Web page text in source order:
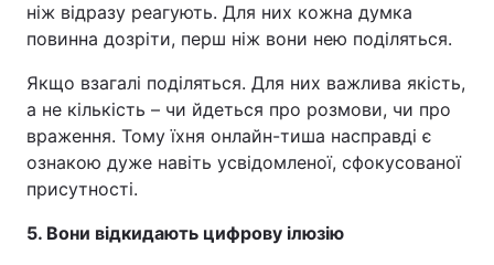
ніж відразу реагують. Для них кожна думка
повинна дозріти, перш ніж вони нею поділяться.
Якщо взагалі поділяться. Для них важлива якість,
а не кількість – чи йдеться про розмови, чи про
враження. Тому їхня онлайн-тиша насправді є
ознакою дуже навіть усвідомленої, сфокусованої
присутності.
5. Вони відкидають цифрову ілюзію